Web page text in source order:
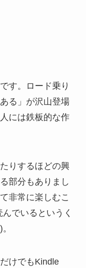
す。ロード乗り
る」が沢山登場
には鉄板的な作
りするほどの興
部分もありまし
非常に楽しむこ
でいるというく
けでもKindle